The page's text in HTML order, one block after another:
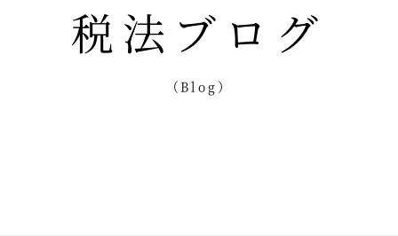
税法ブログ
（Blog）